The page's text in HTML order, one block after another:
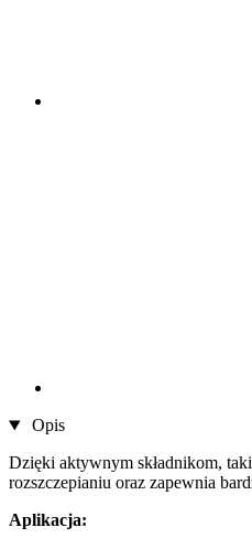
Opis
Dzięki aktywnym składnikom,
rozszczepianiu oraz zapewnia
Aplikacja: